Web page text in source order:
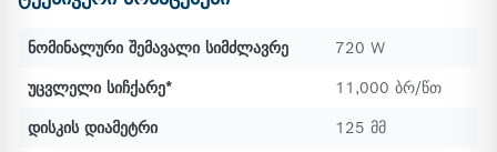
ნომინალური შემავალი სიმძლავრე
720 W
უცვლელი სიჩქარე*
11,000 ბრ/წთ
დისკის დიამეტრი
125 მმ